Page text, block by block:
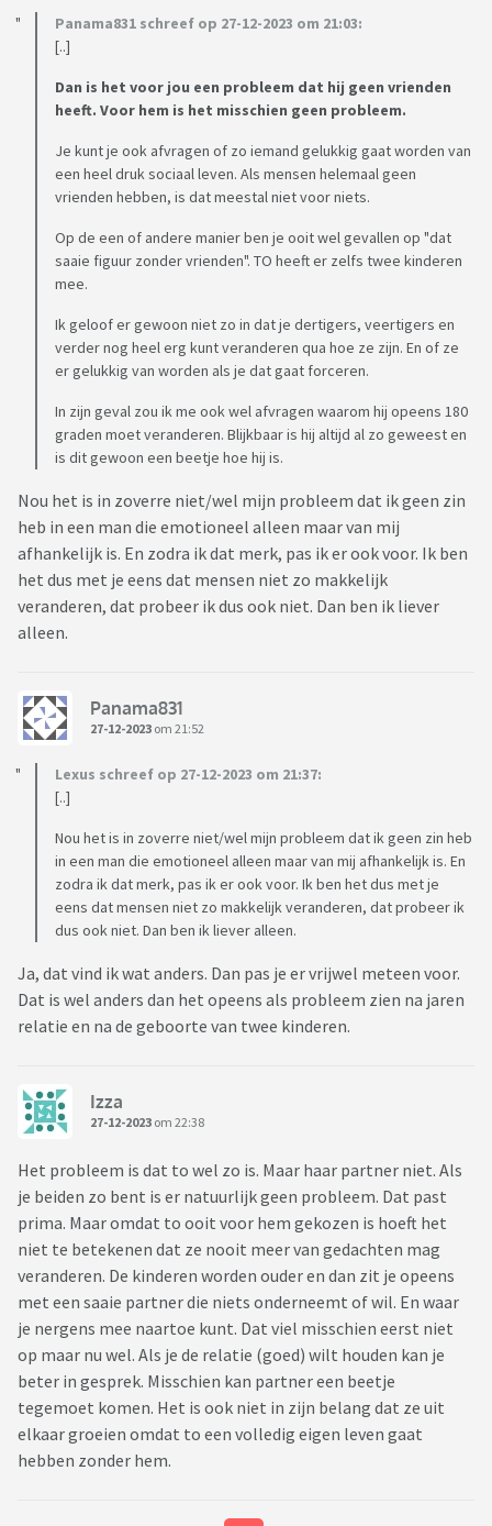
Panama831 schreef op 27-12-2023 om 21:03:
[..]
Dan is het voor jou een probleem dat hij geen vrienden
heeft. Voor hem is het misschien geen probleem.
Je kunt je ook afvragen of zo iemand gelukkig gaat worden van
een heel druk sociaal leven. Als mensen helemaal geen
vrienden hebben, is dat meestal niet voor niets.
Op de een of andere manier ben je ooit wel gevallen op "dat
saaie figuur zonder vrienden". TO heeft er zelfs twee kinderen
mee.
Ik geloof er gewoon niet zo in dat je dertigers, veertigers en
verder nog heel erg kunt veranderen qua hoe ze zijn. En of ze
er gelukkig van worden als je dat gaat forceren.
In zijn geval zou ik me ook wel afvragen waarom hij opeens 180
graden moet veranderen. Blijkbaar is hij altijd al zo geweest en
is dit gewoon een beetje hoe hij is.
Nou het is in zoverre niet/wel mijn probleem dat ik geen zin
heb in een man die emotioneel alleen maar van mij
afhankelijk is. En zodra ik dat merk, pas ik er ook voor. Ik ben
het dus met je eens dat mensen niet zo makkelijk
veranderen, dat probeer ik dus ook niet. Dan ben ik liever
alleen.
Panama831
27-12-2023 om 21:52
Lexus schreef op 27-12-2023 om 21:37:
[..]
Nou het is in zoverre niet/wel mijn probleem dat ik geen zin heb
in een man die emotioneel alleen maar van mij afhankelijk is. En
zodra ik dat merk, pas ik er ook voor. Ik ben het dus met je
eens dat mensen niet zo makkelijk veranderen, dat probeer ik
dus ook niet. Dan ben ik liever alleen.
Ja, dat vind ik wat anders. Dan pas je er vrijwel meteen voor.
Dat is wel anders dan het opeens als probleem zien na jaren
relatie en na de geboorte van twee kinderen.
Izza
27-12-2023 om 22:38
Het probleem is dat to wel zo is. Maar haar partner niet. Als
je beiden zo bent is er natuurlijk geen probleem. Dat past
prima. Maar omdat to ooit voor hem gekozen is hoeft het
niet te betekenen dat ze nooit meer van gedachten mag
veranderen. De kinderen worden ouder en dan zit je opeens
met een saaie partner die niets onderneemt of wil. En waar
je nergens mee naartoe kunt. Dat viel misschien eerst niet
op maar nu wel. Als je de relatie (goed) wilt houden kan je
beter in gesprek. Misschien kan partner een beetje
tegemoet komen. Het is ook niet in zijn belang dat ze uit
elkaar groeien omdat to een volledig eigen leven gaat
hebben zonder hem.